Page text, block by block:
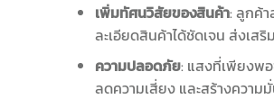
เพิ่มทัศนวิสัยของสินค้า: ลูกค้า
ละเอียดสินค้าได้ชัดเจน ส่งเส
ความปลอดภัย: แสงที่เพียงพ
ลดความเสี่ยง และสร้างความ